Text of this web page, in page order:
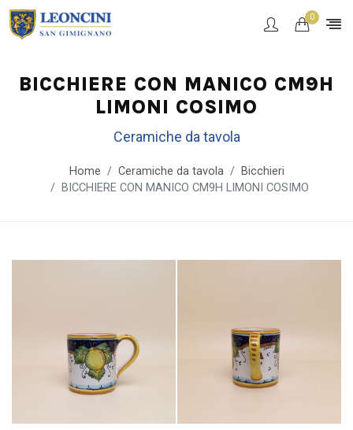
0
BICCHIERE CON MANICO CM9H
LIMONI COSIMO
Ceramiche da tavola
Home Ceramiche da tavola
Bicchieri
BICCHIERE CON MANICO CM9H LIMONI COSIMO